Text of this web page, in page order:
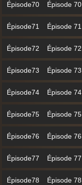
Épisode70 Épisode 70
Épisode71 Épisode 71
Épisode72 Épisode 72
Épisode73 Épisode 73
Épisode74 Épisode 74
Épisode75 Épisode 75
Épisode76 Épisode 76
Épisode77 Épisode 77
Épisode78 Épisode 78